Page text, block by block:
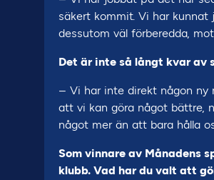
säkert kommit. Vi har
dessutom väl förberedda,
Det är inte så långt kvar av
– Vi har inte direkt någon ny
att vi kan göra något bättre,
något mer än att bara hålla
Som vinnare av Månadens
klubb. Vad har du valt att